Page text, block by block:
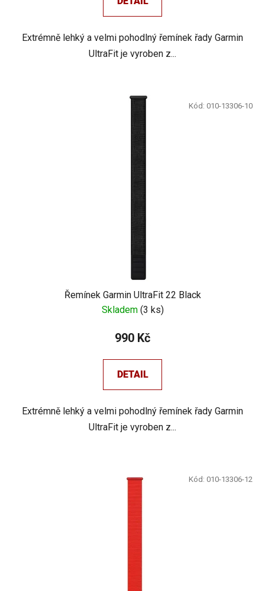
Extrémně lehký a velmi pohodlný řemínek řady Garmin
UltraFit je vyroben z...
Řemínek Garmin UltraFit 22 Black
Skladem (3 ks)
990 Kč
DETAIL
Extrémně lehký a velmi pohodlný řemínek řady Garmin
UltraFit je vyroben z...
Kód: 010-13306-10
Kód: 010-13306-12